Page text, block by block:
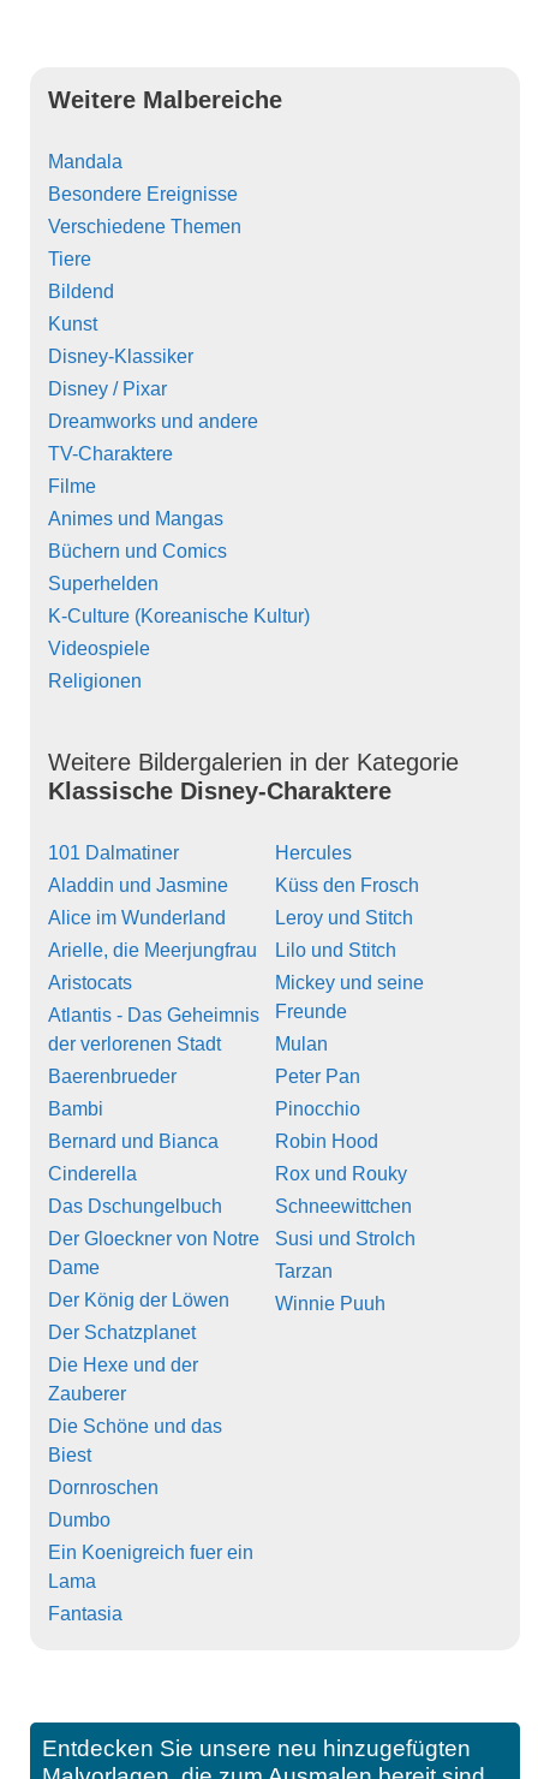
Weitere Malbereiche
Mandala
Besondere Ereignisse
Verschiedene Themen
Tiere
Bildend
Kunst
Disney-Klassiker
Disney / Pixar
Dreamworks und andere
TV-Charaktere
Filme
Animes und Mangas
Büchern und Comics
Superhelden
K-Culture (Koreanische Kultur)
Videospiele
Religionen
Weitere Bildergalerien in der Kategorie
Klassische Disney-Charaktere
101 Dalmatiner
Aladdin und Jasmine
Alice im Wunderland
Arielle, die Meerjungfrau
Aristocats
Atlantis - Das Geheimnis
der verlorenen Stadt
Baerenbrueder
Bambi
Bernard und Bianca
Cinderella
Das Dschungelbuch
Der Gloeckner von Notre
Dame
Der König der Löwen
Der Schatzplanet
Die Hexe und der
Zauberer
Die Schöne und das
Biest
Dornroschen
Dumbo
Ein Koenigreich fuer ein
Lama
Fantasia
Hercules
Küss den Frosch
Leroy und Stitch
Lilo und Stitch
Mickey und seine
Freunde
Mulan
Peter Pan
Pinocchio
Robin Hood
Rox und Rouky
Schneewittchen
Susi und Strolch
Tarzan
Winnie Puuh
Entdecken Sie unsere neu hinzugefügten